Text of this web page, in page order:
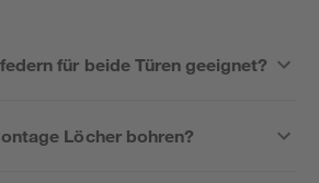
für beide Türen geeignet?
Löcher bohren?